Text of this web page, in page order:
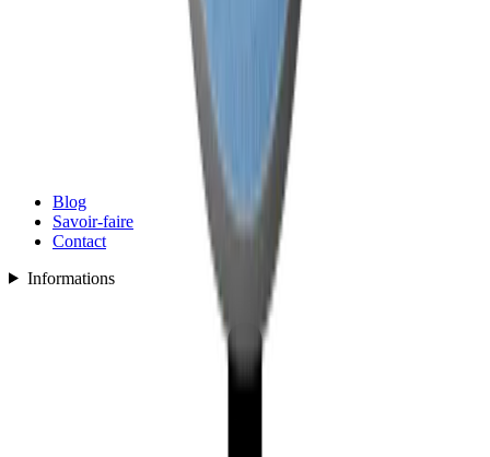
Blog
Savoir-faire
Contact
Informations